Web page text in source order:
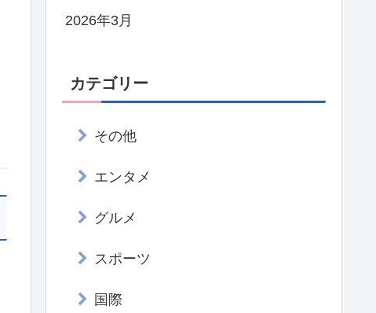
2026年3月
カテゴリー
その他
エンタメ
グルメ
スポーツ
国際